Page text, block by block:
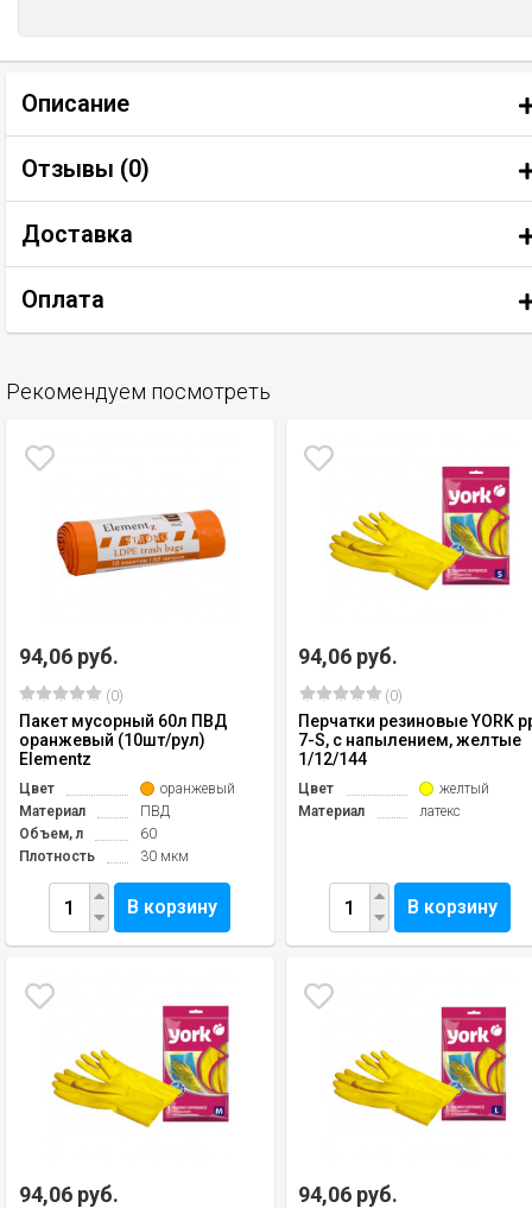
Описание
Отзывы (0)
Доставка
Оплата
Рекомендуем посмотреть
94,06 руб.
(0)
Пакет мусорный 60л ПВД
оранжевый (10шт/рул)
Elementz
Цвет
оранжевый
Материал
ПВД
Объем, л
60
Плотность
30 мкм
В корзину
94,06 руб.
(0)
Перчатки резиновые YORK
7-S, с напылением, желтые
1/12/144
Цвет
желтый
Материал
латекс
В корзину
94,06 руб. 94,06 руб.